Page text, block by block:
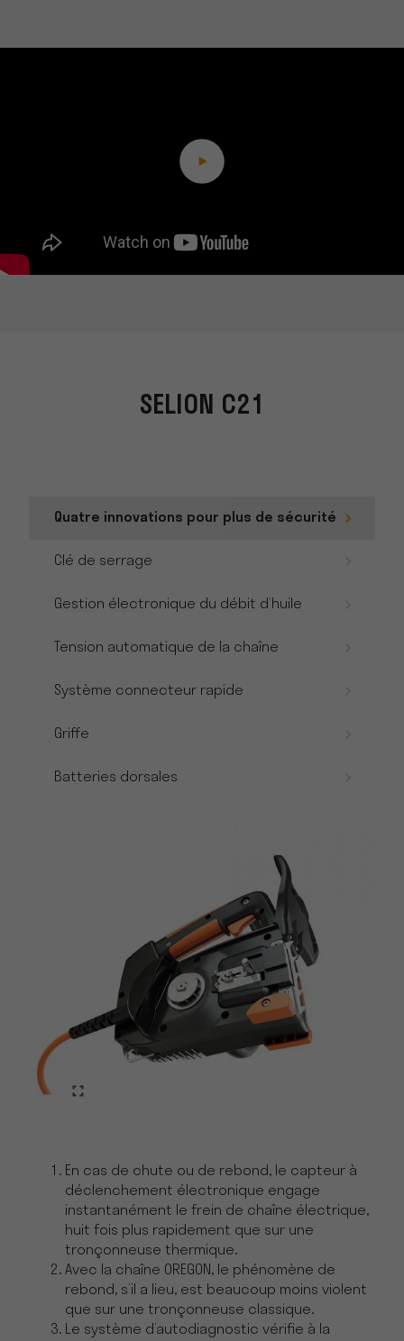
SELION C21
Quatre innovations pour plus de sécurité
Clé de serrage
Gestion électronique du débit d’huile
Tension automatique de la chaîne
Système connecteur rapide
Griffe
Batteries dorsales
En cas de chute ou de rebond, le capteur à
déclenchement électronique engage
instantanément le frein de chaîne électrique,
huit fois plus rapidement que sur une
tronçonneuse thermique.
Avec la chaîne OREGON, le phénomène de
rebond, s’il a lieu, est beaucoup moins violent
que sur une tronçonneuse classique.
Le système d’autodiagnostic vérifie à la